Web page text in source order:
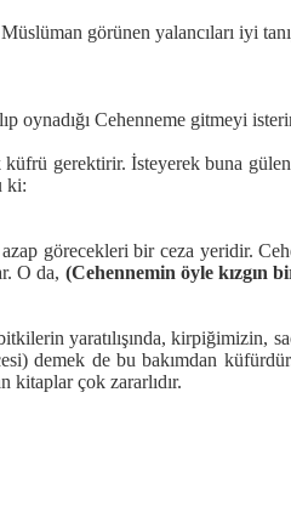
görünen yalancıları iyi
oynadığı Cehenneme gitmeyi
gerektirir. İsteyerek buna
ki:
görecekleri bir ceza yeridir.
O da, (Cehennemin öyle kızgın
yaratılışında, kirpiğimizin,
demek de bu bakımdan
kitaplar çok zararlıdır.